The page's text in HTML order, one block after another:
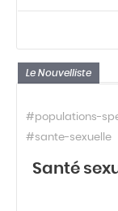
Le Nouvelliste
#populations-
#sante-sexuelle
Santé